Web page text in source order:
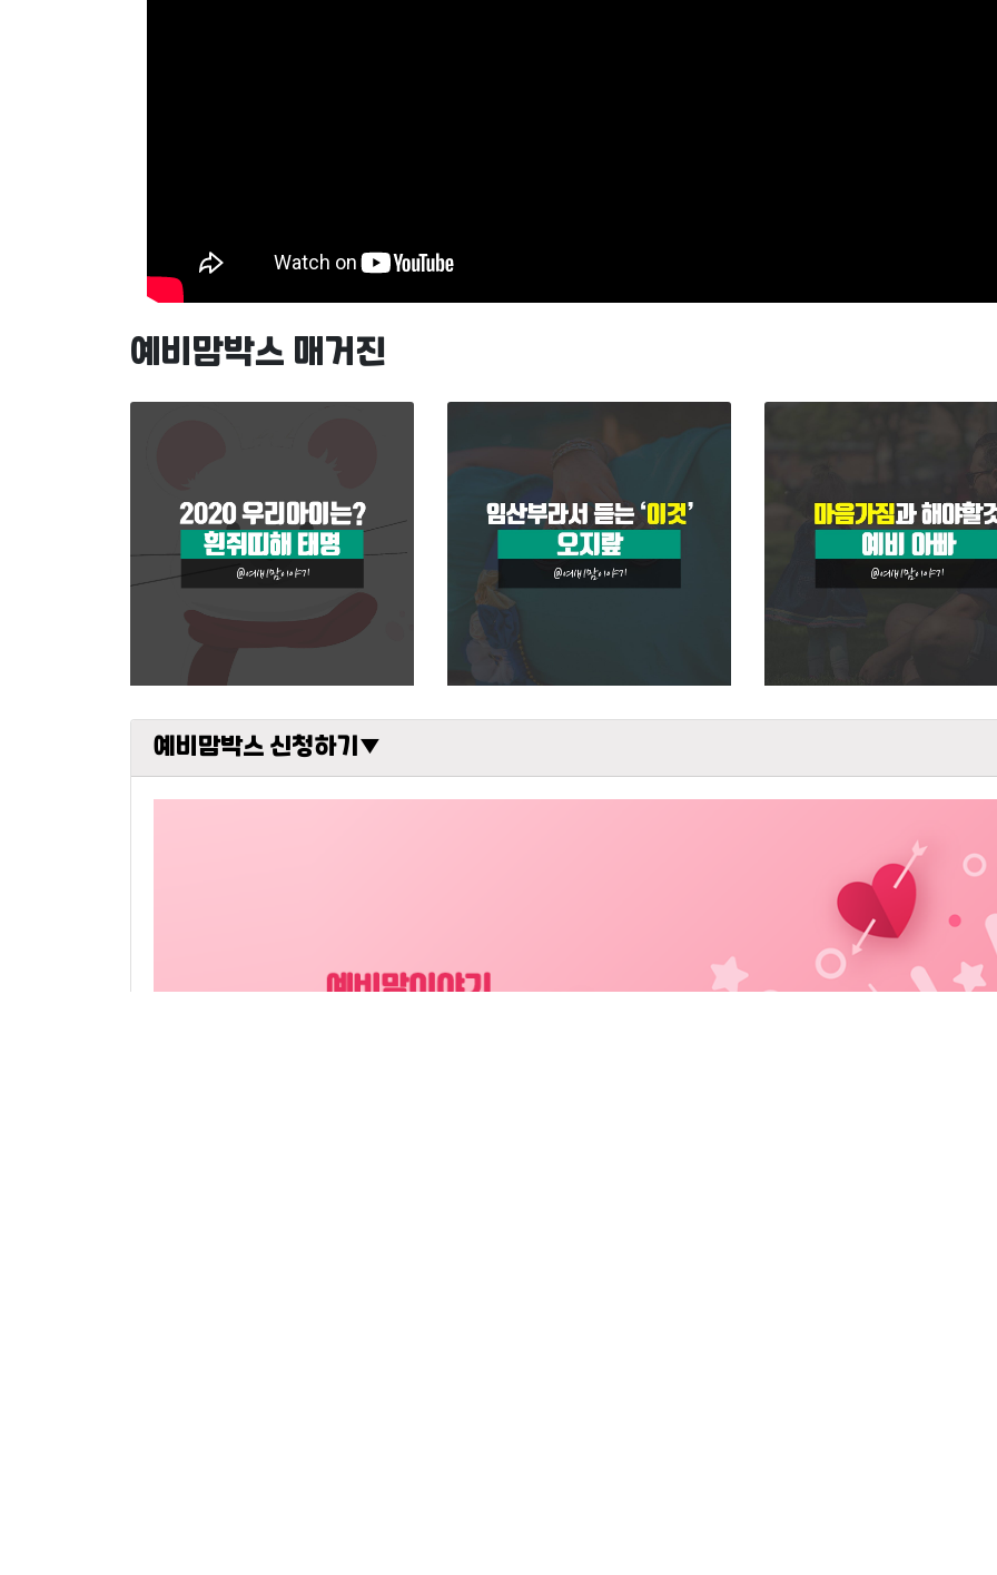
예비맘박스 매거진
예비맘박스 신청하기▼